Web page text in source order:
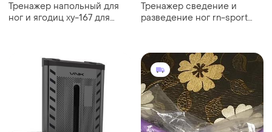
Тренажер напольный для
ног и ягодиц xy-167 для
тренажер xy-167
Тренажер сведение и
разведение ног rn-sport